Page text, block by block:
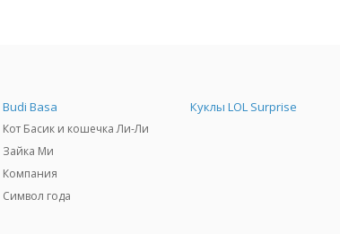
Budi Basa
Кот Басик и кошечка Ли-Ли
Зайка Ми
Компания
Символ года
Куклы LOL Surprise